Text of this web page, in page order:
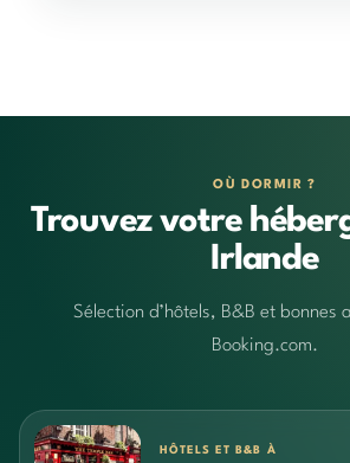
OÙ DORMIR ?
Trouvez votre
Irlande
Sélection d’hôtels, B&B et bonnes
Booking.com.
HÔTELS ET B&B À